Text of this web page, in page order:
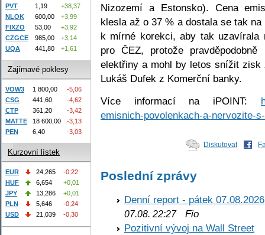
Nizozemí a Estonsko). Cena
klesla až o 37 % a dostala se tak
k mírné korekci, aby tak uzavírala
pro ČEZ, protože
elektřiny a mohl by letos snížit zisk
Lukáš Dufek z Komerční banky.
Více informací na iPOINT:
emisnich-povolenkach-a-nervozite-
Diskutovat
Poslední zprávy
Denní report - pátek 07.08.2026
07.08. 22:27Fio
Pozitivní vývoj na Wall Street
PVT 1,19
+38,37
NLOK
600,00
+3,99
FIXZO
53,00
+3,92
CZGCE
985,00
+3,14
UQA
441,80 +1,61
Zajímavé poklesy
VOW3 1 800,00
-5,06
CSG
441,60
-4,62
CTP
361,20
-3,42
MATTE
18 600,00
-3,13
PEN
6,40 -3,03
Kurzovní lístek
EUR 24,265
-0,22
HUF
6,654
+0,01
JPY
13,286
+0,01
PLN
5,646
-0,24
USD
21,039 -0,30